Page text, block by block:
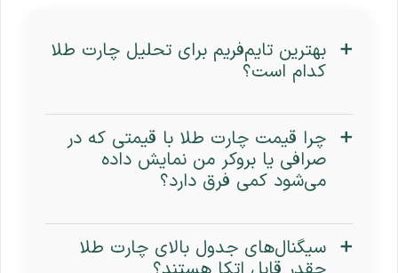
بهترین تایم‌فریم برای تحلیل چارت طلا
کدام است؟
چرا قیمت چارت طلا با قیمتی که در
صرافی یا بروکر من نمایش داده
می‌شود کمی فرق دارد؟
سیگنال‌های جدول بالای چارت طلا